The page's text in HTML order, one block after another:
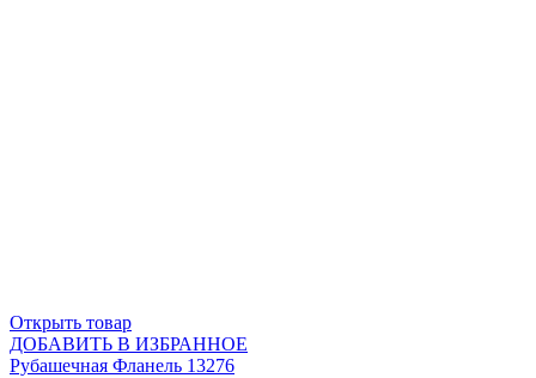
Открыть товар
ДОБАВИТЬ В ИЗБРАННОЕ
Рубашечная Фланель 13276